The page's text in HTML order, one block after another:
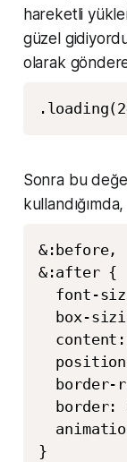
hareketli
güzel
olarak
Sonra bu
kullandığımda,
&:before,
&:after {
font-
box-
border-
border:
}